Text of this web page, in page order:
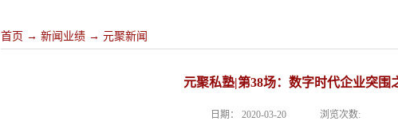
首页 → 新闻业绩 → 元聚新闻
元聚私塾|第38场：数字时代企业突围
日期： 2020-03-20 浏览次数: